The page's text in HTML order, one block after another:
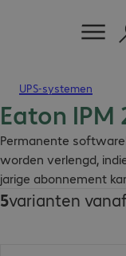
UPS-systemen
Eaton IPM
Permanente
worden verlengd,
jarige abonnement
5varianten